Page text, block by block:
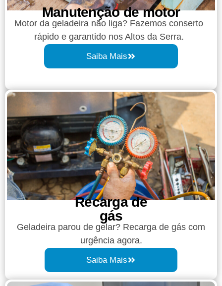
Manutenção de motor
Motor da geladeira não liga? Fazemos conserto
rápido e garantido nos Altos da Serra.
Saiba Mais
Recarga de
gás
Geladeira parou de gelar? Recarga de gás com
urgência agora.
Saiba Mais